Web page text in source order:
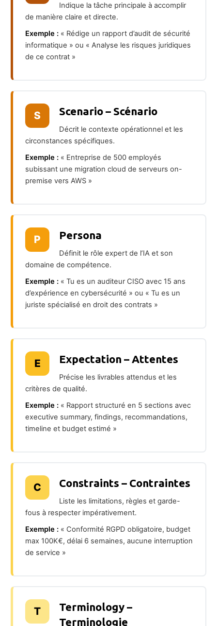
Indique la tâche principale à accomplir
de manière claire et directe.
Exemple : « Rédige un rapport d’audit de sécurité
informatique » ou « Analyse les risques juridiques
de ce contrat »
S Scenario – Scénario
Décrit le contexte opérationnel et les
circonstances spécifiques.
Exemple : « Entreprise de 500 employés
subissant une migration cloud de serveurs on-
premise vers AWS »
P Persona
Définit le rôle expert de l’IA et son
domaine de compétence.
Exemple : « Tu es un auditeur CISO avec 15 ans
d’expérience en cybersécurité » ou « Tu es un
juriste spécialisé en droit des contrats »
E Expectation – Attentes
Précise les livrables attendus et les
critères de qualité.
Exemple : « Rapport structuré en 5 sections avec
executive summary, findings, recommandations,
timeline et budget estimé »
C Constraints – Contraintes
Liste les limitations, règles et garde-
fous à respecter impérativement.
Exemple : « Conformité RGPD obligatoire, budget
max 100K€, délai 6 semaines, aucune interruption
de service »
T
Terminology –
Terminologie